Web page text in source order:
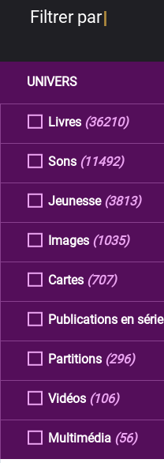
Filtrer par
UNIVERS
Livres (36210)
Sons (11492)
Jeunesse (3813)
Images (1035)
Cartes (707)
Publications en série
Partitions (296)
Vidéos (106)
Multimédia (56)